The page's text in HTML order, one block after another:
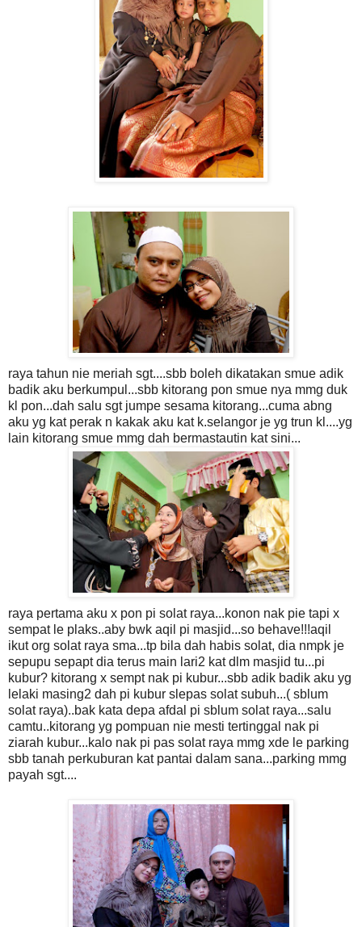
raya tahun nie meriah sgt....sbb boleh dikatakan smue adik
badik aku berkumpul...sbb kitorang pon smue nya mmg duk
kl pon...dah salu sgt jumpe sesama kitorang...cuma abng
aku yg kat perak n kakak aku kat k.selangor je yg trun kl....yg
lain kitorang smue mmg dah bermastautin kat sini...
raya pertama aku x pon pi solat raya...konon nak pie tapi x
sempat le plaks..aby bwk aqil pi masjid...so behave!!!aqil
ikut org solat raya sma...tp bila dah habis solat, dia nmpk je
sepupu sepapt dia terus main lari2 kat dlm masjid tu...pi
kubur? kitorang x sempt nak pi kubur...sbb adik badik aku yg
lelaki masing2 dah pi kubur slepas solat subuh...( sblum
solat raya)..bak kata depa afdal pi sblum solat raya...salu
camtu..kitorang yg pompuan nie mesti tertinggal nak pi
ziarah kubur...kalo nak pi pas solat raya mmg xde le parking
sbb tanah perkuburan kat pantai dalam sana...parking mmg
payah sgt....